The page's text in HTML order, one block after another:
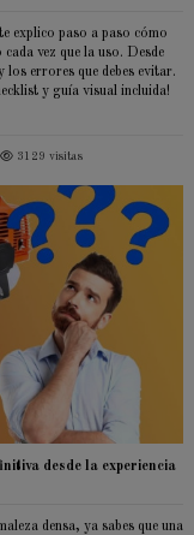
explico paso a paso cómo
vez que la uso. Desde
errores que debes evitar.
y guía visual incluida!
3129 visitas
desde la experiencia
densa, ya sabes que una